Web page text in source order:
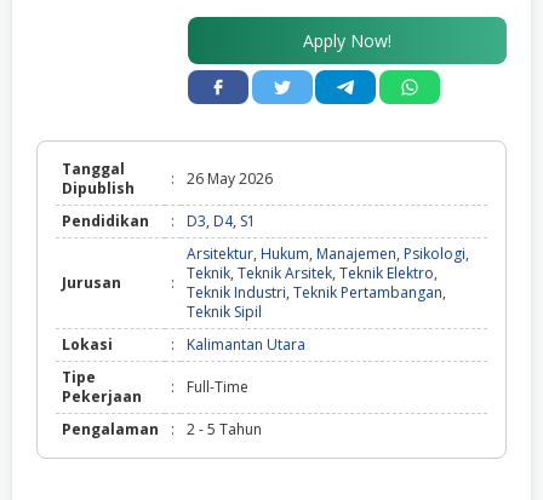
Apply Now!
Tanggal
Dipublish
: 26 May 2026
Pendidikan : D3, D4, S1
Jurusan :
Arsitektur, Hukum, Manajemen, Psikologi,
Teknik, Teknik Arsitek, Teknik Elektro,
Teknik Industri, Teknik Pertambangan,
Teknik Sipil
Lokasi
:
Kalimantan Utara
Tipe
Pekerjaan
: Full-Time
Pengalaman : 2 - 5 Tahun